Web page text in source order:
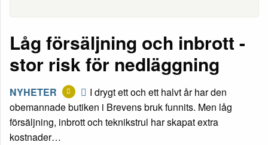
Låg försäljning och inbrott -
stor risk för nedläggning
NYHETER
I drygt ett och ett halvt år har den
obemannade butiken i Brevens bruk funnits. Men låg
försäljning, inbrott och teknikstrul har skapat extra
kostnader…